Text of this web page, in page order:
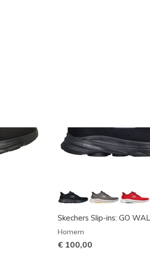
Skechers Slip-ins: GO
Homem
€ 100,00